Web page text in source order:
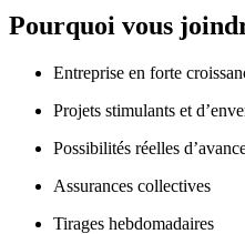
Pourquoi vous
Entreprise en forte
Projets stimulants et
Possibilités réelles
Assurances collectives
Tirages hebdomadaires